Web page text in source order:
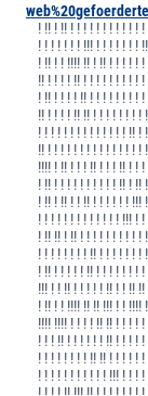
! !! ! !! ! ! ! ! ! ! ! ! ! ! !
! ! ! ! ! ! ! !!! ! ! ! ! ! ! !
! !! ! ! !!!! !! ! !! ! ! ! ! !
!! ! ! ! ! !! ! ! ! ! ! ! ! ! !
! !! ! ! ! ! !! ! ! ! ! ! ! ! !
!! ! ! ! ! !! !! ! ! ! ! ! ! ! !
! ! ! ! ! ! ! ! ! ! ! ! ! ! !! !
!! ! ! ! ! ! ! ! ! ! ! ! ! ! ! !
!!!! ! !! ! ! ! !! ! ! ! !! ! !
! !! ! ! ! ! ! ! ! ! ! ! !! ! !!
! !! ! !! ! ! !! ! ! ! ! ! ! !!!
! ! ! ! ! ! ! ! ! ! ! ! ! !!! !
! !! !! ! !! ! ! ! ! ! ! ! ! ! !
! ! ! ! ! ! ! ! !! ! ! ! ! ! ! !
! !! ! ! ! ! ! !! ! ! ! ! ! ! !
!!! ! ! !! ! ! ! ! ! !! ! ! !!
! !! ! ! !!!! !! !! !!! ! ! !!!!
!!!! !!!! ! ! ! ! !! !! ! ! ! !
! ! ! !! ! ! ! ! ! ! !! ! ! ! !
! ! ! ! ! ! ! ! !! !! ! ! ! ! !
! ! ! ! ! ! ! ! ! ! ! !!! ! ! !
! ! ! ! !! !!! !! ! ! ! ! ! ! !